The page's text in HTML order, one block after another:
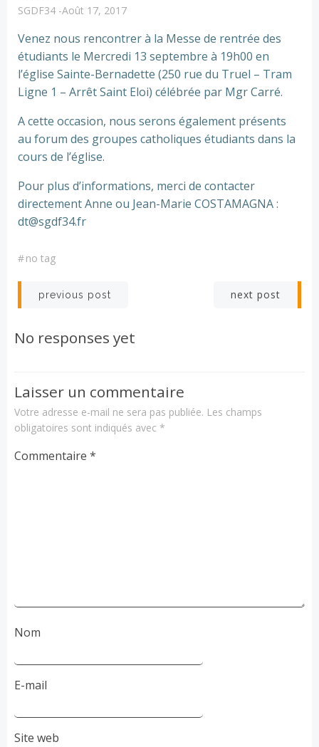
SGDF34 -Août 17, 2017
Venez nous rencontrer à la Messe de rentrée des
étudiants le Mercredi 13 septembre à 19h00 en
l’église Sainte-Bernadette (250 rue du Truel – Tram
Ligne 1 – Arrêt Saint Eloi) célébrée par Mgr Carré.
A cette occasion, nous serons également présents
au forum des groupes catholiques étudiants dans la
cours de l’église.
Pour plus d’informations, merci de contacter
directement Anne ou Jean-Marie COSTAMAGNA :
dt@sgdf34.fr
#no tag
Post
navigation
previous post next post
No responses yet
Laisser un commentaire
Votre adresse e-mail ne sera pas publiée. Les champs
obligatoires sont indiqués avec *
Commentaire *
Nom
E-mail
Site web